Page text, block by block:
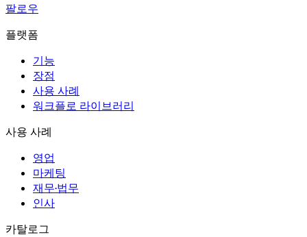
팔로우
플랫폼
기능
장점
사용 사례
워크플로 라이브러리
사용 사례
영업
마케팅
재무·법무
인사
카탈로그